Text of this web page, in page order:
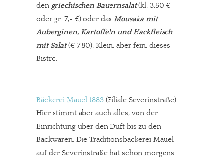
den griechischen Bauernsalat(kl. 3,50 €
oder gr. 7,- €) oder das Mousaka mit
Auberginen, Kartoffeln und Hackfleisch
mit Salat(€ 7,80). Klein, aber fein, dieses
Bistro.
Bäckerei Mauel 1883 (Filiale Severinstraße).
Hier stimmt aber auch alles, von der
Einrichtung über den Duft bis zu den
Backwaren. Die Traditionsbäckerei Mauel
auf der Severinstraße hat schon morgens